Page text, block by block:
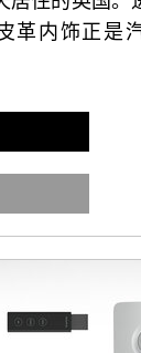
革内饰正是